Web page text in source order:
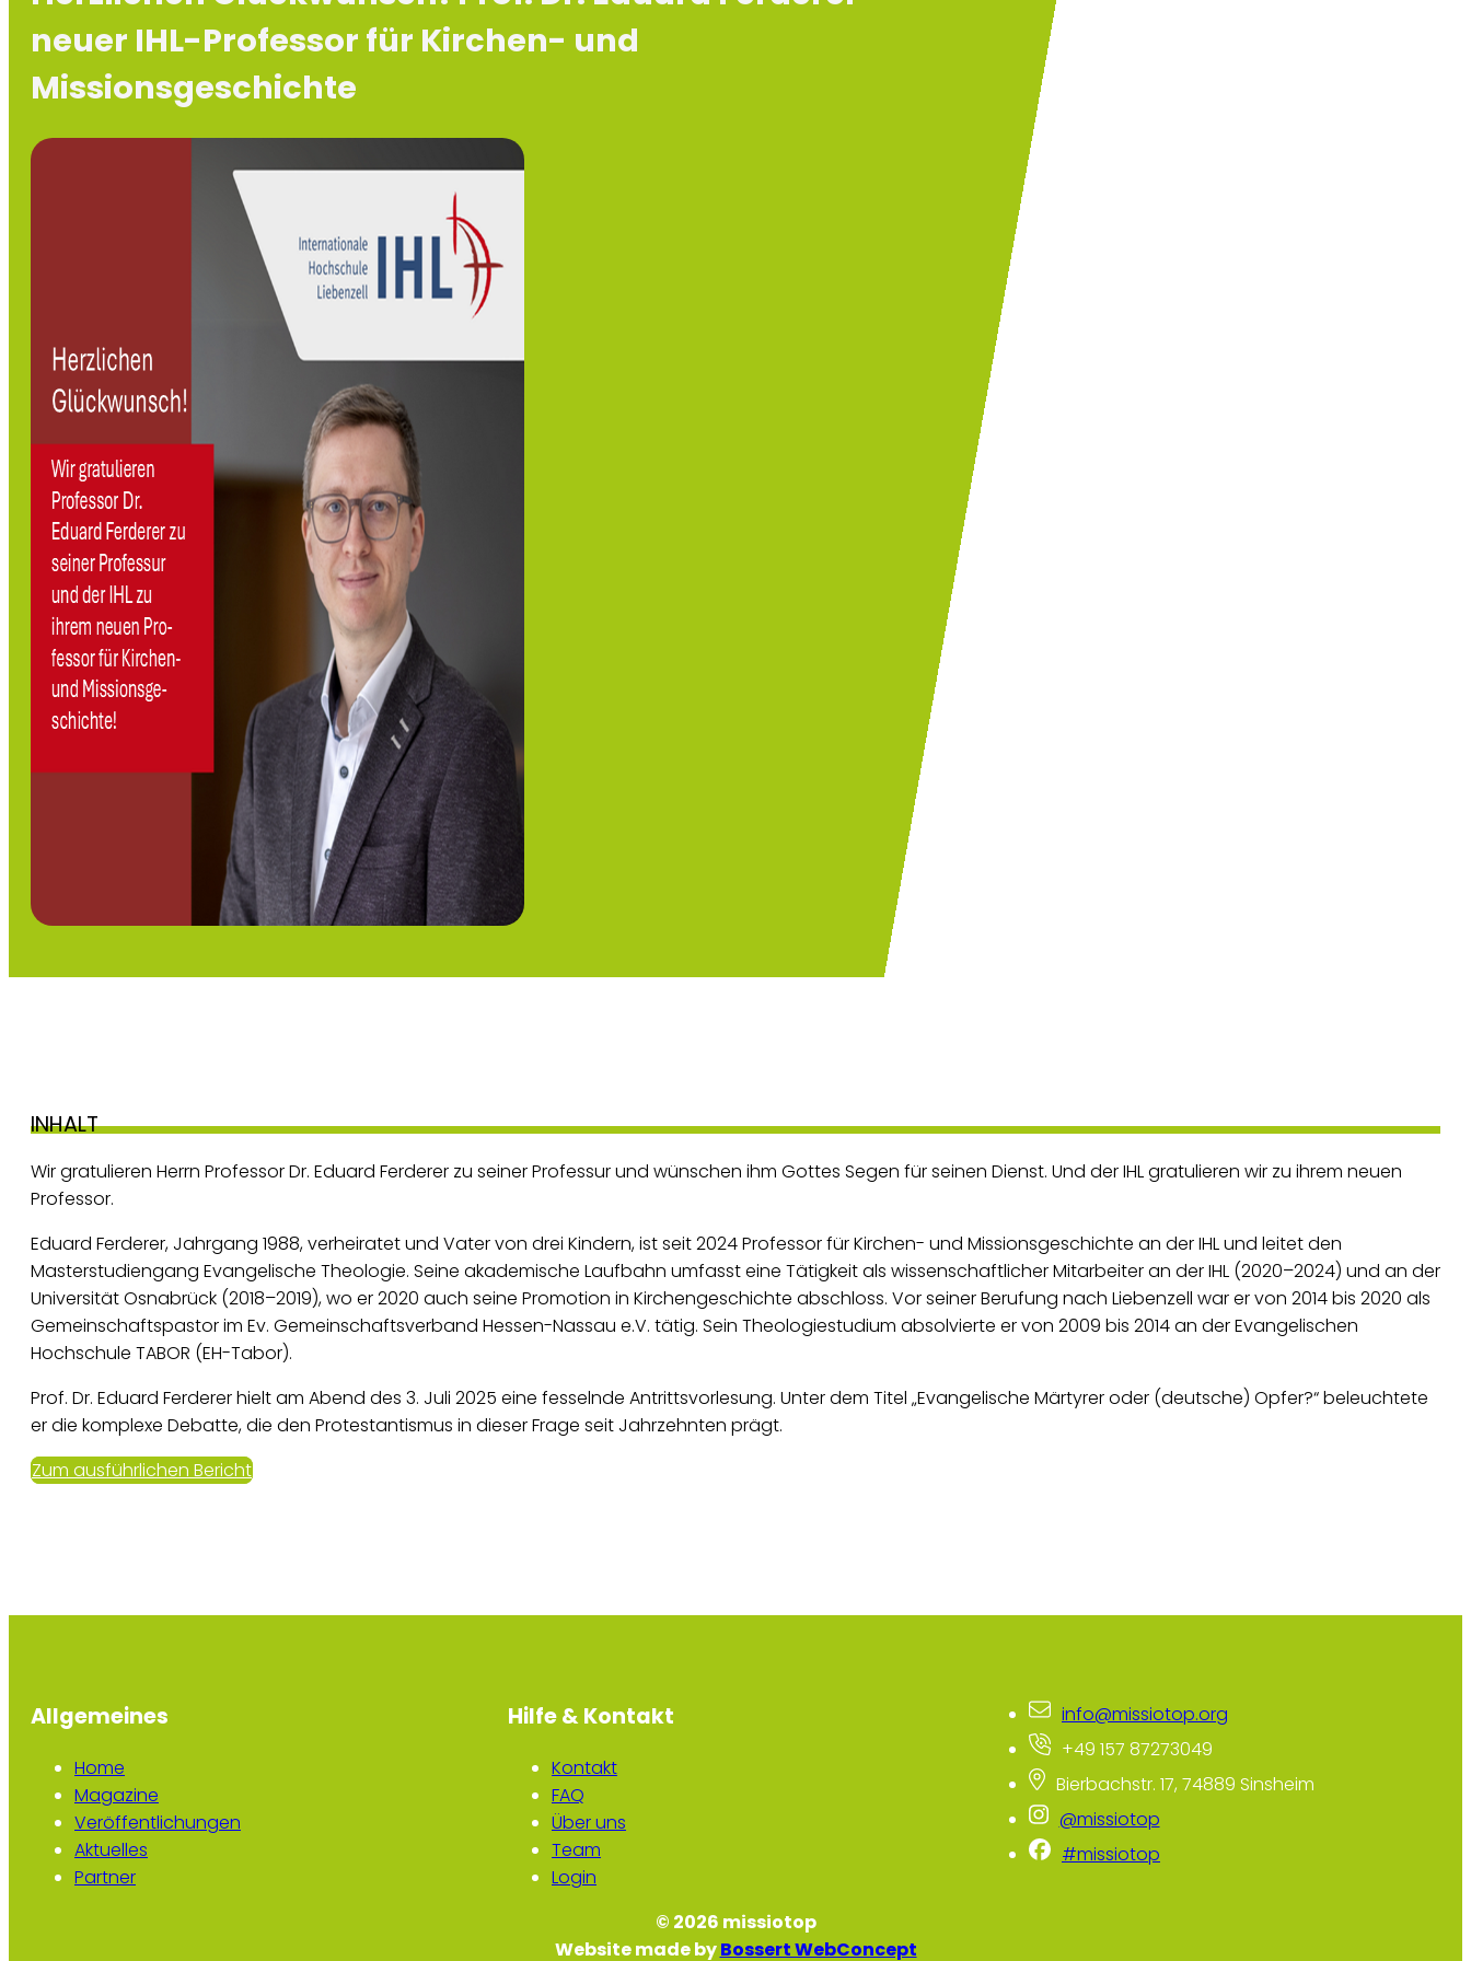
neuer IHL-Professor für Kirchen- und
Missionsgeschichte
INHALT
Wir gratulieren Herrn Professor Dr. Eduard Ferderer zu seiner Professur und wünschen ihm Gottes Segen für seinen Dienst. Und der IHL gratulieren wir zu ihrem neuen
Professor.
Eduard Ferderer, Jahrgang 1988, verheiratet und Vater von drei Kindern, ist seit 2024 Professor für Kirchen- und Missionsgeschichte an der IHL und leitet den
Masterstudiengang Evangelische Theologie. Seine akademische Laufbahn umfasst eine Tätigkeit als wissenschaftlicher Mitarbeiter an der IHL (2020–2024) und an der
Universität Osnabrück (2018–2019), wo er 2020 auch seine Promotion in Kirchengeschichte abschloss. Vor seiner Berufung nach Liebenzell war er von 2014 bis 2020 als
Gemeinschaftspastor im Ev. Gemeinschaftsverband Hessen-Nassau e.V. tätig. Sein Theologiestudium absolvierte er von 2009 bis 2014 an der Evangelischen
Hochschule TABOR (EH-Tabor).
Prof. Dr. Eduard Ferderer hielt am Abend des 3. Juli 2025 eine fesselnde Antrittsvorlesung. Unter dem Titel „Evangelische Märtyrer oder (deutsche) Opfer?“ beleuchtete
er die komplexe Debatte, die den Protestantismus in dieser Frage seit Jahrzehnten prägt.
Zum ausführlichen Bericht
Allgemeines
Home
Magazine
Veröffentlichungen
Aktuelles
Partner
Hilfe & Kontakt
Kontakt
FAQ
Über uns
Team
Login
info@missiotop.org
+49 157 87273049
Bierbachstr. 17, 74889 Sinsheim
@missiotop
#missiotop
© 2026 missiotop
Website made byBossert WebConcept